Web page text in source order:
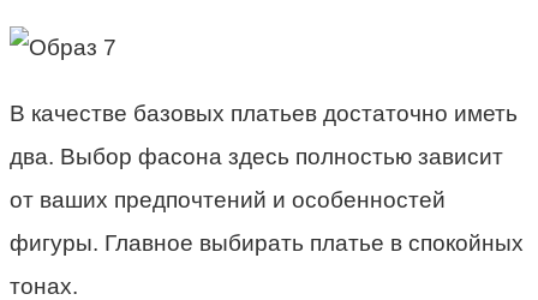
В качестве базовых платьев достаточно иметь
два. Выбор фасона здесь полностью зависит
от ваших предпочтений и особенностей
фигуры. Главное выбирать платье в спокойных
тонах.